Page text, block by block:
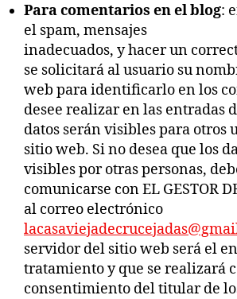
Para comentarios en el blog:
el spam, mensajes
inadecuados, y hacer un
se solicitará al usuario su
web para identificarlo en los
desee realizar en las entradas
datos serán visibles para otros
sitio web. Si no desea que los
visibles por otras personas,
comunicarse con EL GESTOR
al correo electrónico
servidor del sitio web será el
tratamiento y que se realizará
consentimiento del titular de